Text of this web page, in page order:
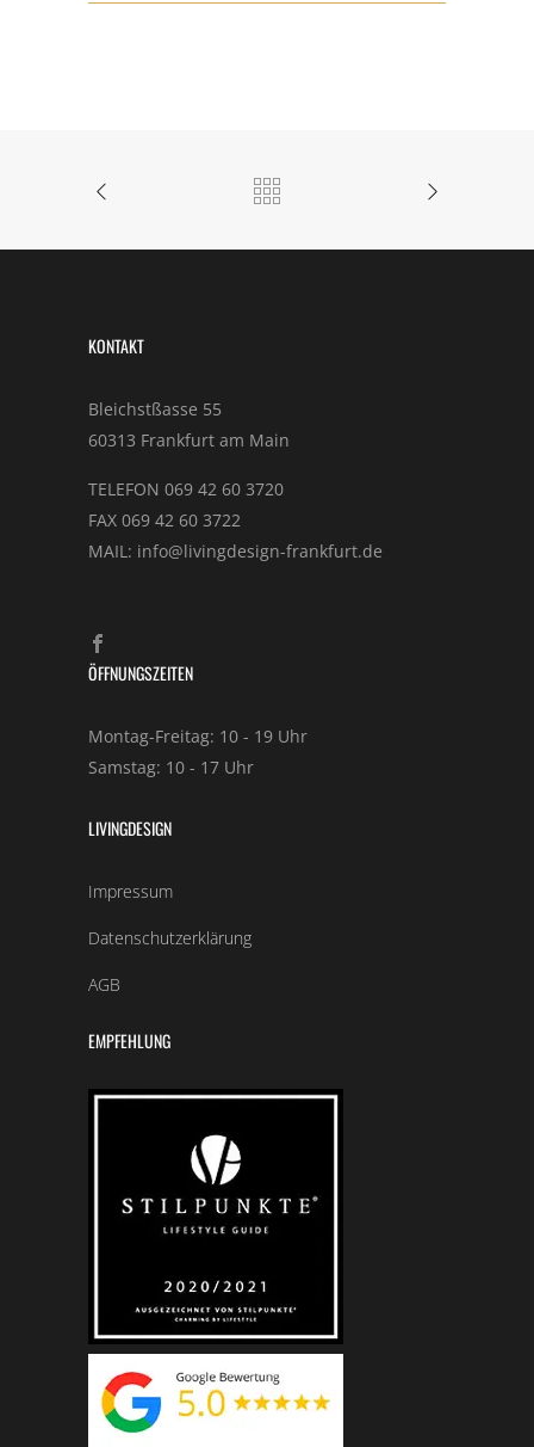
KONTAKT
Bleichstßasse 55
60313 Frankfurt am Main
TELEFON 069 42 60 3720
FAX 069 42 60 3722
MAIL: info@livingdesign-frankfurt.de
ÖFFNUNGSZEITEN
Montag-Freitag: 10 - 19 Uhr
Samstag: 10 - 17 Uhr
LIVINGDESIGN
Impressum
Datenschutzerklärung
AGB
EMPFEHLUNG